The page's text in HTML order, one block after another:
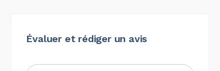
Évaluer et rédiger un avis